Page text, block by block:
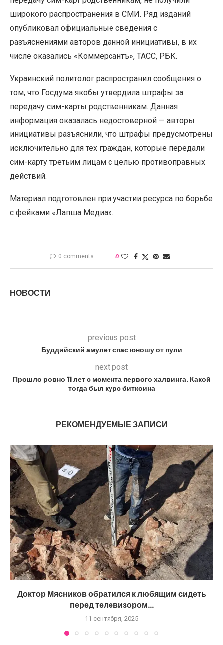
широкого распространения в СМИ. Ряд изданий
опубликовал официальные сведения с
разъяснениями авторов данной инициативы, в их
числе оказались «Коммерсантъ», ТАСС, РБК.
Украинский политолог распространил сообщения о
том, что Госдума якобы утвердила штрафы за
передачу сим-карты родственникам. Данная
информация оказалась недостоверной — авторы
инициативы разъяснили, что штрафы предусмотрены
исключительно для тех граждан, которые передали
сим-карту третьим лицам с целью противоправных
действий.
Материал подготовлен при участии ресурса по борьбе
с фейками «Лапша Медиа».
0 comments 0
НОВОСТИ
previous post
Буддийский амулет спас юношу от пули
next post
Прошло ровно 11 лет с момента первого халвинга. Какой
тогда был курс биткоина
РЕКОМЕНДУЕМЫЕ ЗАПИСИ
Доктор Мясников обратился к любящим сидеть
перед телевизором...
11 сентября, 2025